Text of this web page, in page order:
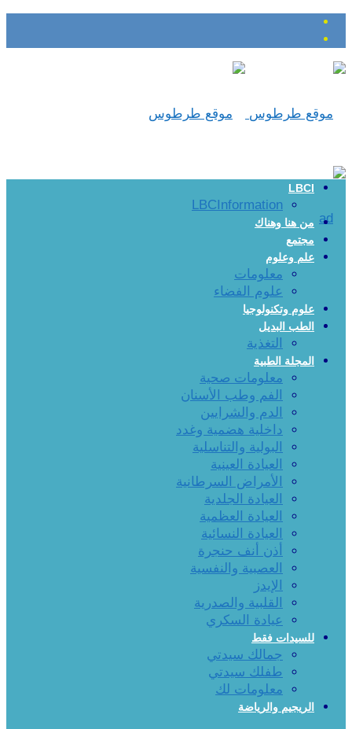
LBCI
LBCInformation
من هنا وهناك
مجتمع
علم وعلوم
معلومات
علوم الفضاء
علوم وتكنولوجيا
الطب البديل
التغذية
المجلة الطبية
معلومات صحية
الفم وطب الأسنان
الدم والشرايين
داخلية هضمية وغدد
البولية والتناسلية
العيادة العينية
الأمراض السرطانية
العيادة الجلدية
العيادة العظمية
العيادة النسائية
أذن أنف حنجرة
العصبية والنفسية
الإيدز
القلبية والصدرية
عيادة السكري
للسيدات فقط
جمالك سيدتي
طفلك سيدتي
معلومات لك
الريجيم والرياضة